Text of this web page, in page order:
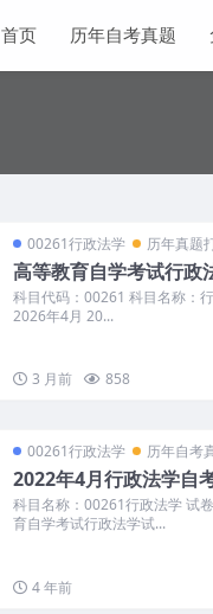
首页 历年自考真题
00261行政法学 历年真题
高等教育自学考试行政
科目代码：00261 科目名称：
2026年4月 20...
3 月前 858
00261行政法学 历年自考
2022年4月行政法学自
科目名称：00261行政法学 试
育自学考试行政法学试...
4 年前